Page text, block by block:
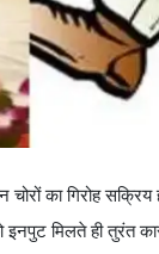
का गिरोह
मिलते ही तुरंत